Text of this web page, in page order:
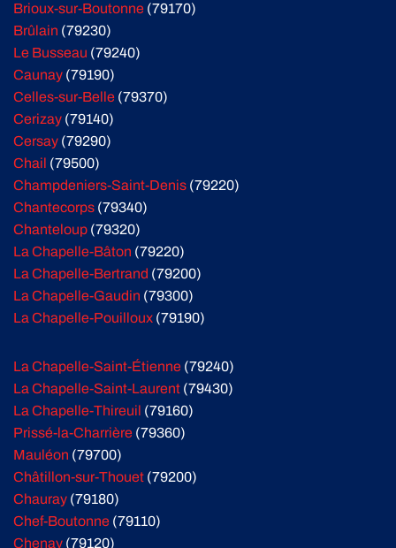
Brioux-sur-Boutonne (79170)
Brûlain (79230)
Le Busseau (79240)
Caunay (79190)
Celles-sur-Belle (79370)
Cerizay (79140)
Cersay (79290)
Chail (79500)
Champdeniers-Saint-Denis (79220)
Chantecorps (79340)
Chanteloup (79320)
La Chapelle-Bâton (79220)
La Chapelle-Bertrand (79200)
La Chapelle-Gaudin (79300)
La Chapelle-Pouilloux (79190)
La Chapelle-Saint-Étienne (79240)
La Chapelle-Saint-Laurent (79430)
La Chapelle-Thireuil (79160)
Prissé-la-Charrière (79360)
Mauléon (79700)
Châtillon-sur-Thouet (79200)
Chauray (79180)
Chef-Boutonne (79110)
Chenay (79120)